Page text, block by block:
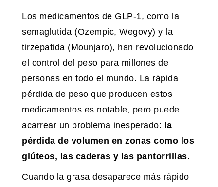
Los medicamentos de GLP-1, como la
semaglutida (Ozempic, Wegovy) y la
tirzepatida (Mounjaro), han revolucionado
el control del peso para millones de
personas en todo el mundo. La rápida
pérdida de peso que producen estos
medicamentos es notable, pero puede
acarrear un problema inesperado: la
pérdida de volumen en zonas como los
glúteos, las caderas y las pantorrillas.
Cuando la grasa desaparece más rápido